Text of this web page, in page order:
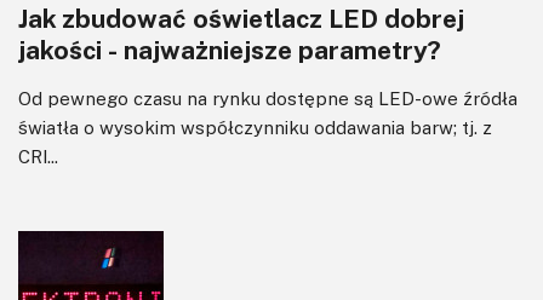
Wzmacniacze
Zasilanie
Jak zbudować oświetlacz LED dobrej
jakości - najważniejsze parametry?
Od pewnego czasu na rynku dostępne są LED-owe źródła
światła o wysokim współczynniku oddawania barw; tj. z
CRI...